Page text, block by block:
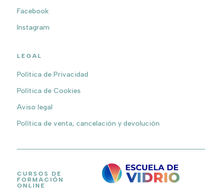
Facebook
Instagram
LEGAL
Política de Privacidad
Política de Cookies
Aviso legal
Política de venta, cancelación y devolución
CURSOS DE
FORMACIÓN
ONLINE